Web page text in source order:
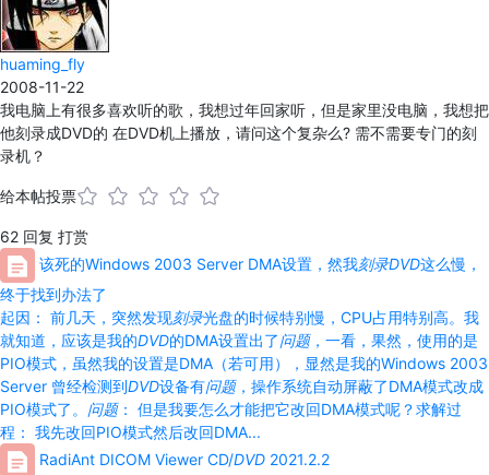
huaming_fly
2008-11-22
我电脑上有很多喜欢听的歌，我想过年回家听，但是家里没电脑，我想把
他刻录成DVD的 在DVD机上播放，请问这个复杂么? 需不需要专门的刻
录机？
给本帖投票
62 回复 打赏
该死的Windows 2003 Server DMA设置，然我刻录DVD这么慢，
终于找到办法了
起因： 前几天，突然发现刻录光盘的时候特别慢，CPU占用特别高。我
就知道，应该是我的DVD的DMA设置出了问题，一看，果然，使用的是
PIO模式，虽然我的设置是DMA（若可用），显然是我的Windows 2003
Server 曾经检测到DVD设备有问题，操作系统自动屏蔽了DMA模式改成
PIO模式了。 问题： 但是我要怎么才能把它改回DMA模式呢？求解过
程： 我先改回PIO模式然后改回DMA...
RadiAnt DICOM Viewer CD/DVD 2021.2.2